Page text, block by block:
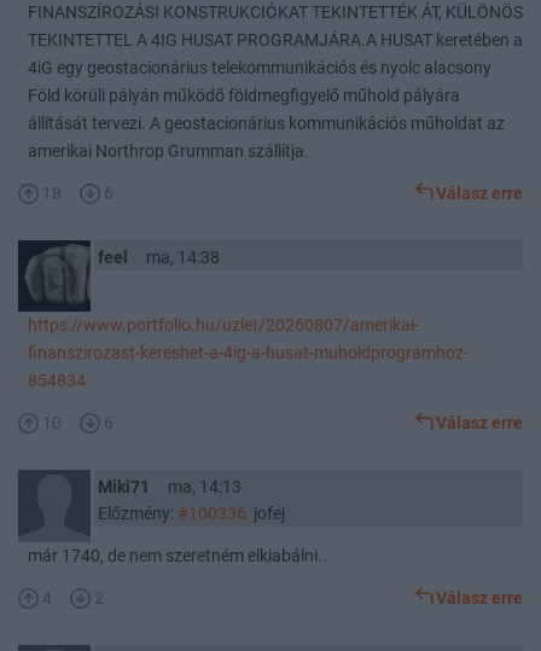
FINANSZÍROZÁSI KONSTRUKCIÓKAT TEKINTETTÉK ÁT, KÜLÖNÖS
TEKINTETTEL A 4IG HUSAT PROGRAMJÁRA.A HUSAT keretében a
4iG egy geostacionárius telekommunikációs és nyolc alacsony
Föld körüli pályán működő földmegfigyelő műhold pályára
állítását tervezi. A geostacionárius kommunikációs műholdat az
amerikai Northrop Grumman szállítja.
18 6 Válasz erre
feel ma, 14:38
https://www.portfolio.hu/uzlet/20260807/amerikai-
finanszirozast-kereshet-a-4ig-a-husat-muholdprogramhoz-
854834
10 6 Válasz erre
Miki71
ma, 14:13
Előzmény: #100336 jofej
már 1740, de nem szeretném elkiabálni..
4 2 Válasz erre